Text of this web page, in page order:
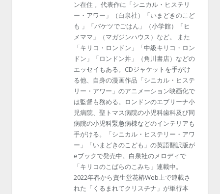
ン在住 。代表作に「シニカル・ヒステリ
ー・アワー」（白泉社）「いまどきのこど
も 」「バケツでごはん」（小学館）「ヒ
メママ」（マガジンハウス）など。 また
「キリコ・ロンドン」「中級キリコ・ロン
ドン」「ロンドン丼」（角川書店）などの
エッセイもある。CDジャケットを手がけ
る他、自身の漫画作品「シニカル・ヒステ
リー・アワー」のアニメーション映画化で
は監督も務める。ロンドンのエブリーナ小
児病院、聖トマス病院の小児科歯科及び同
病院の小児科緊急病棟などのインテリアも
手がける。「シニカル・ヒステリー・アワ
ー」「いまどきのこども」の英語翻訳版が
eブックで発売中。白泉社のメロディで
「キリコのこばらのこみち」連載中。
2022年春から資生堂花椿Web上で連載さ
れた「くるまれてクリスチナ」が単行本